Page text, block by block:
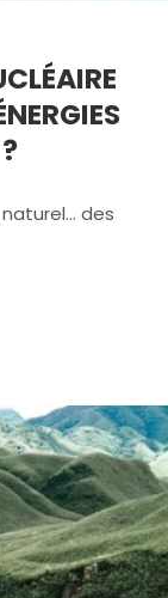
des